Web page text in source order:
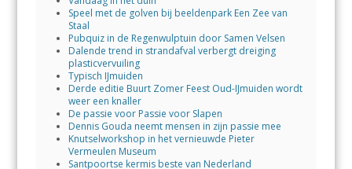
Speel met de golven bij beeldenpark Een Zee van
Staal
Pubquiz in de Regenwulptuin door Samen Velsen
Dalende trend in strandafval verbergt dreiging
plasticvervuiling
Typisch IJmuiden
Derde editie Buurt Zomer Feest Oud-IJmuiden wordt
weer een knaller
De passie voor Passie voor Slapen
Dennis Gouda neemt mensen in zijn passie mee
Knutselworkshop in het vernieuwde Pieter
Vermeulen Museum
Santpoortse kermis beste van Nederland